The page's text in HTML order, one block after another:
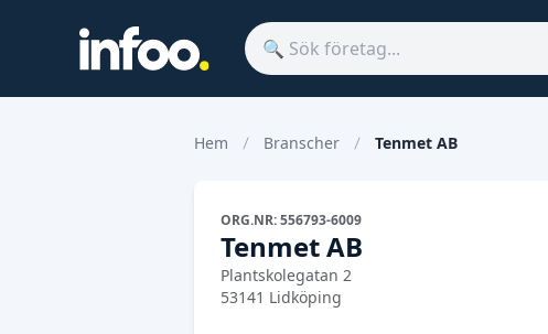
Hem Branscher Tenmet AB
ORG.NR: 556793-6009
Tenmet AB
Plantskolegatan 2
53141 Lidköping